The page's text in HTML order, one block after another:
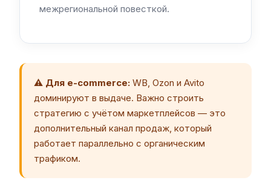
межрегиональной повесткой.
⚠️ Для e-commerce: WB, Ozon и Avito
доминируют в выдаче. Важно строить
стратегию с учётом маркетплейсов — это
дополнительный канал продаж, который
работает параллельно с органическим
трафиком.